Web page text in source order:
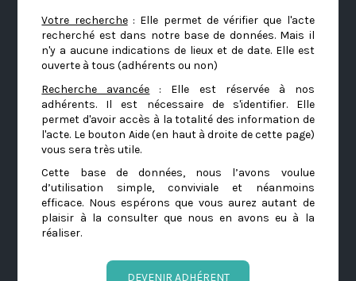
Votre recherche: Elle permet de vérifier que l'acte
recherché est dans notre base de données. Mais il
n'y a aucune indications de lieux et de date. Elle est
ouverte à tous (adhérents ou non)
Recherche avancée : Elle est réservée à nos
adhérents. Il est nécessaire de s'identifier. Elle
permet d'avoir accès à la totalité des information de
l'acte. Le bouton Aide (en haut à droite de cette page)
vous sera très utile.
Cette base de données, nous l’avons voulue
d’utilisation simple, conviviale et néanmoins
efficace. Nous espérons que vous aurez autant de
plaisir à la consulter que nous en avons eu à la
réaliser.
DEVENIR ADHÉRENT